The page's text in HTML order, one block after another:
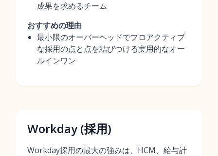
成果を求めるチーム
おすすめの理由
最小限のオーバーヘッドでプロアクティブ
な採用の点と点を結びつける実用的なオー
ルインワン
Workday (採用)
Workday採用の最大の強みは、HCM、給与計